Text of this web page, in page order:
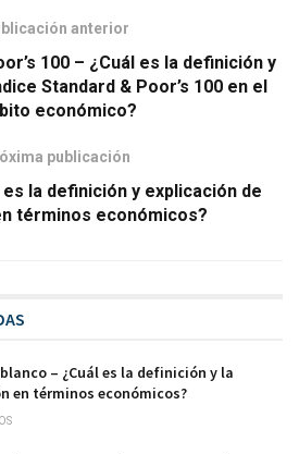
anterior
100 – ¿Cuál es la definición y
Standard & Poor’s 100 en el
económico?
publicación
la definición y explicación de
términos económicos?
– ¿Cuál es la definición y la
en términos económicos?